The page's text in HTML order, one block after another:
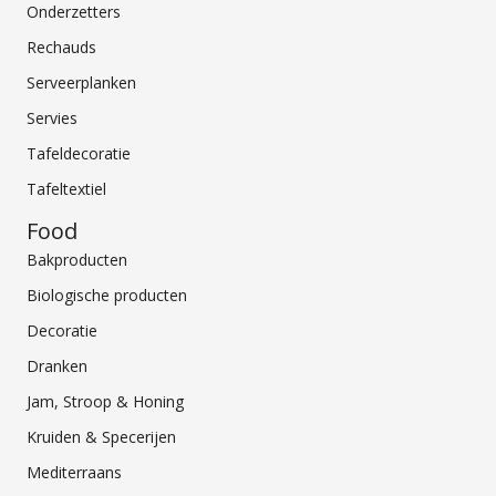
Onderzetters
Rechauds
Serveerplanken
Servies
Tafeldecoratie
Tafeltextiel
Food
Bakproducten
Biologische producten
Decoratie
Dranken
Jam, Stroop & Honing
Kruiden & Specerijen
Mediterraans